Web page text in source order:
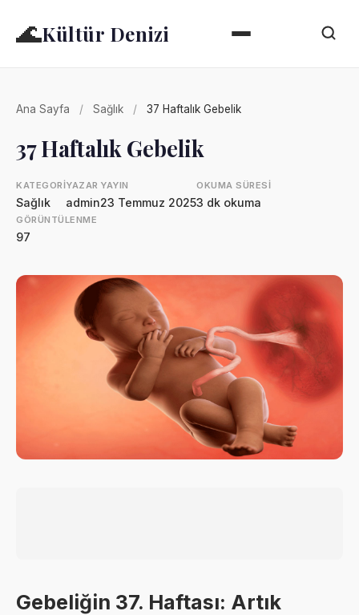
🌊Kültür Denizi
Ana Sayfa / Sağlık / 37 Haftalık Gebelik
37 Haftalık Gebelik
KATEGORI
Sağlık
YAZAR
admin
YAYIN
23 Temmuz 2025
OKUMA SÜRESI
3 dk okuma
GÖRÜNTÜLENME
97
Gebeliğin 37. Haftası: Artık